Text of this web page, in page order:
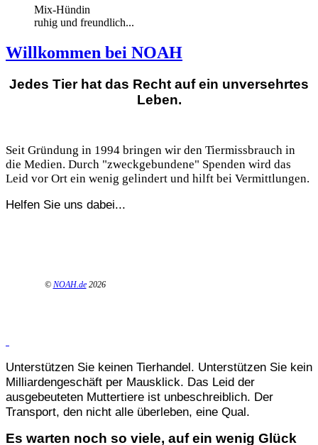
Mix-Hündin
ruhig und freundlich...
Willkommen bei NOAH
Jedes Tier hat das Recht auf ein unversehrtes
Leben.
Seit Gründung in 1994 bringen wir den Tiermissbrauch in
die Medien. Durch "zweckgebundene" Spenden wird das
Leid vor Ort ein wenig gelindert und hilft bei Vermittlungen.
Helfen Sie uns dabei...
© NOAH.de 2026
Unterstützen Sie keinen Tierhandel. Unterstützen Sie kein
Milliardengeschäft per Mausklick. Das Leid der
ausgebeuteten Muttertiere ist unbeschreiblich. Der
Transport, den nicht alle überleben, eine Qual.
Es warten noch so viele, auf ein wenig Glück